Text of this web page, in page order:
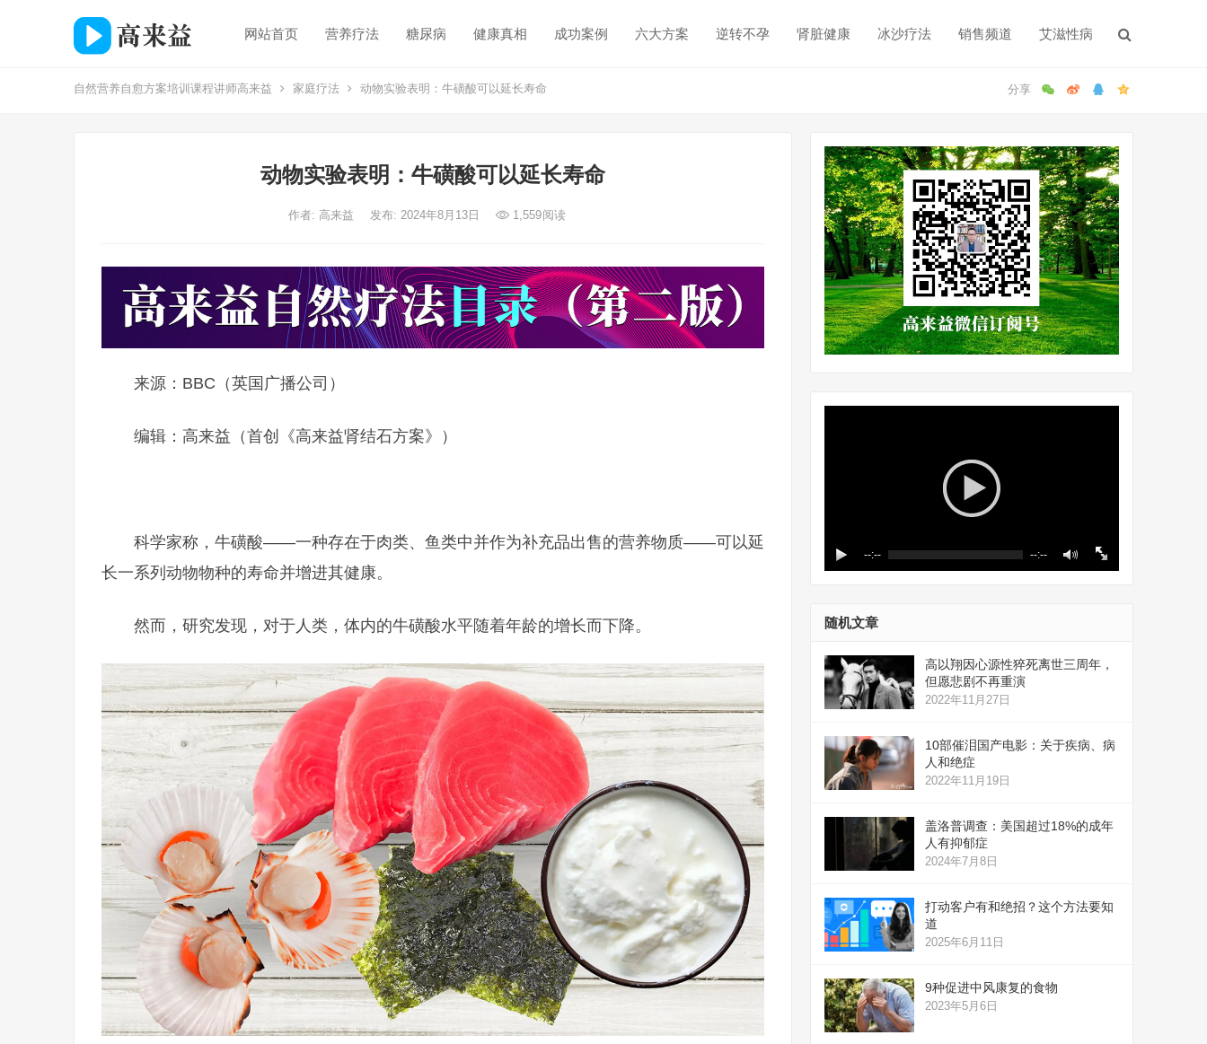
网站首页 营养疗法 糖尿病 健康真相 成功案例 六大方案 逆转不孕 肾脏健康 冰沙疗法 销售频道 艾滋性病
自然营养自愈方案培训课程讲师高来益 家庭疗法 动物实验表明：牛磺酸可以延长寿命
动物实验表明：牛磺酸可以延长寿命
作者: 高来益 发布: 2024年8月13日 1,559阅读
来源：BBC（英国广播公司）
编辑：高来益（首创《高来益肾结石方案》）
科学家称，牛磺酸——一种存在于肉类、鱼类中并作为补充品出售的营养物质——可以延
长一系列动物物种的寿命并增进其健康。
然而，研究发现，对于人类，体内的牛磺酸水平随着年龄的增长而下降。
--:-- --:--
随机文章
高以翔因心源性猝死离世三周年，
但愿悲剧不再重演
2022年11月27日
10部催泪国产电影：关于疾病、病
人和绝症
2022年11月19日
盖洛普调查：美国超过18%的成年
人有抑郁症
2024年7月8日
打动客户有和绝招？这个方法要知
道
2025年6月11日
9种促进中风康复的食物
2023年5月6日